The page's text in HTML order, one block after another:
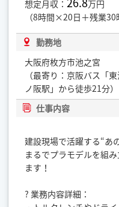
想定月収：
万円
（8時間×20日＋残業30
勤務地
大阪府枚方市池之宮
（最寄り：京阪バス「
ノ阪駅」から徒歩21分）
仕事内容
建設現場で活躍する“あ
まるでプラモデルを組
ます！
? 業務内容詳細：